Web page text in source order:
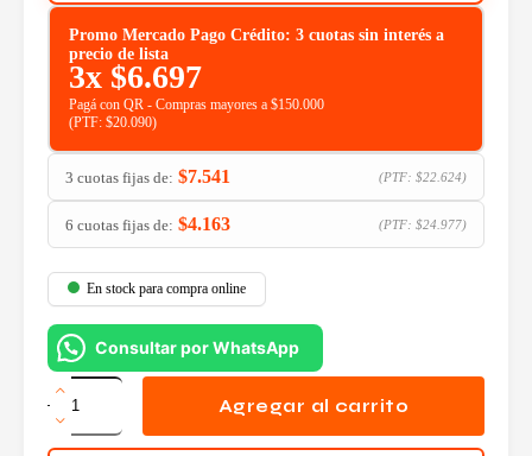
Promo Mercado Pago Crédito: 3 cuotas sin interés a
precio de lista
3x $6.697
Pagá con QR - Compras mayores a $150.000
(PTF: $20.090)
3 cuotas fijas de: $7.541 (PTF: $22.624)
6 cuotas fijas de: $4.163 (PTF: $24.977)
En stock para compra online
Consultar por WhatsApp
Mouse
Logitech
M280
Wireless
Agregar al carrito